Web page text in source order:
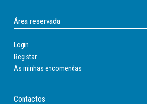
Área reservada
Login
Registar
As minhas encomendas
Contactos